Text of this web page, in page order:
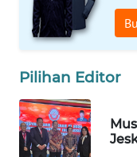
Pilihan Editor
SELEB
PERSONA
WAHANA
OTOMOTIF